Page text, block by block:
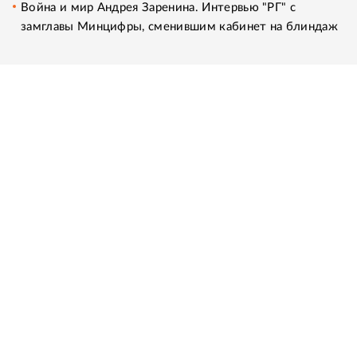
Война и мир Андрея Заренина. Интервью "РГ" с
замглавы Минцифры, сменившим кабинет на блиндаж